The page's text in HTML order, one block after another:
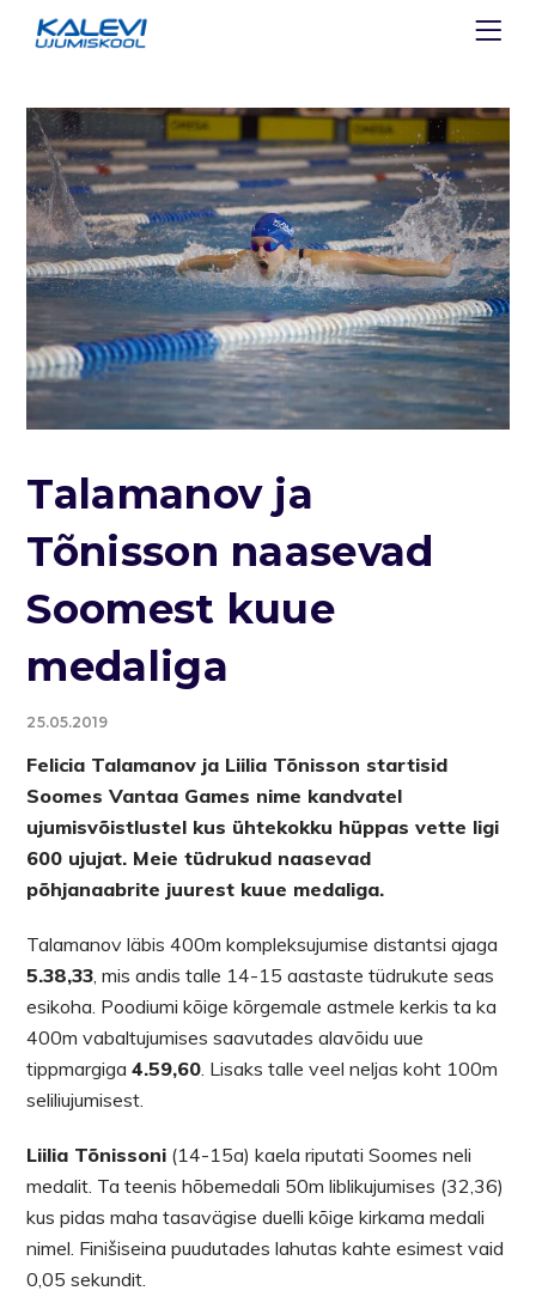
Talamanov ja
Tõnisson naasevad
Soomest kuue
medaliga
25.05.2019
Felicia Talamanov ja Liilia Tõnisson startisid
Soomes Vantaa Games nime kandvatel
ujumisvõistlustel kus ühtekokku hüppas vette ligi
600 ujujat. Meie tüdrukud naasevad
põhjanaabrite juurest kuue medaliga.
Talamanov läbis 400m kompleksujumise distantsi ajaga
5.38,33 , mis andis talle 14-15 aastaste tüdrukute seas
esikoha. Poodiumi kõige kõrgemale astmele kerkis ta ka
400m vabaltujumises saavutades alavõidu uue
tippmargiga4.59,60 . Lisaks talle veel neljas koht 100m
seliliujumisest.
Liilia Tõnissoni (14-15a) kaela riputati Soomes neli
medalit. Ta teenis hõbemedali 50m liblikujumises (32,36)
kus pidas maha tasavägise duelli kõige kirkama medali
nimel. Finišiseina puudutades lahutas kahte esimest vaid
0,05 sekundit.